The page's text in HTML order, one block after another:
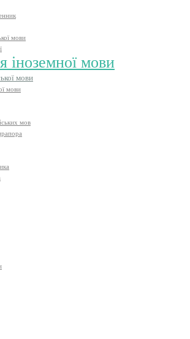
мови
іноземної мови
мови
мови
мов